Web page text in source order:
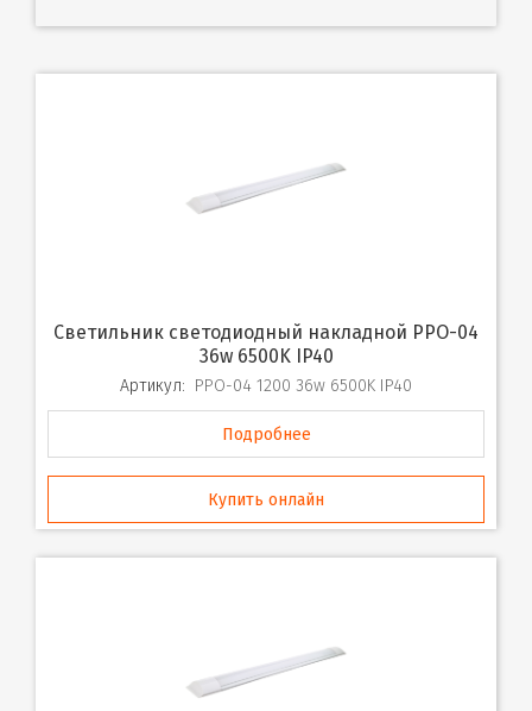
Светильник светодиодный накладной PPO-04
36w 6500K IP40
Артикул: PPO-04 1200 36w 6500K IP40
Подробнее
Купить онлайн